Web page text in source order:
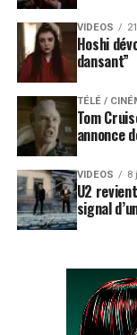
VIDEOS
Hoshi
dansant”
TÉLÉ /
Tom
annonce
VIDEOS 8
U2
signal